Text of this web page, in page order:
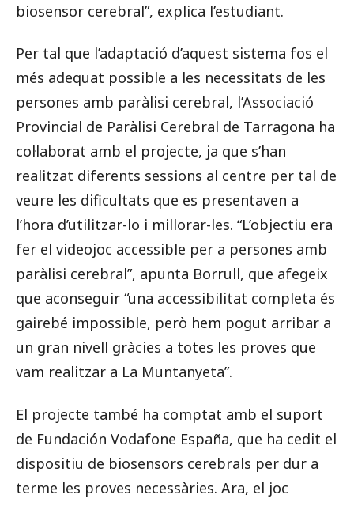
biosensor cerebral”, explica l’estudiant.
Per tal que l’adaptació d’aquest sistema fos el
més adequat possible a les necessitats de les
persones amb paràlisi cerebral, l’Associació
Provincial de Paràlisi Cerebral de Tarragona ha
col·laborat amb el projecte, ja que s’han
realitzat diferents sessions al centre per tal de
veure les dificultats que es presentaven a
l’hora d’utilitzar-lo i millorar-les. “L’objectiu era
fer el videojoc accessible per a persones amb
paràlisi cerebral”, apunta Borrull, que afegeix
que aconseguir “una accessibilitat completa és
gairebé impossible, però hem pogut arribar a
un gran nivell gràcies a totes les proves que
vam realitzar a La Muntanyeta”.
El projecte també ha comptat amb el suport
de Fundación Vodafone España, que ha cedit el
dispositiu de biosensors cerebrals per dur a
terme les proves necessàries. Ara, el joc